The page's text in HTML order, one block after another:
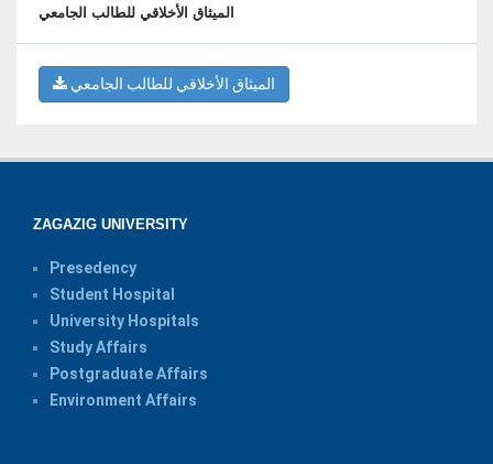
الميثاق الأخلاقي للطالب الجامعي
الميثاق الأخلاقي للطالب الجامعي
ZAGAZIG UNIVERSITY
Presedency
Student Hospital
University Hospitals
Study Affairs
Postgraduate Affairs
Environment Affairs